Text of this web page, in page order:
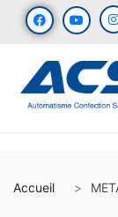
Accueil